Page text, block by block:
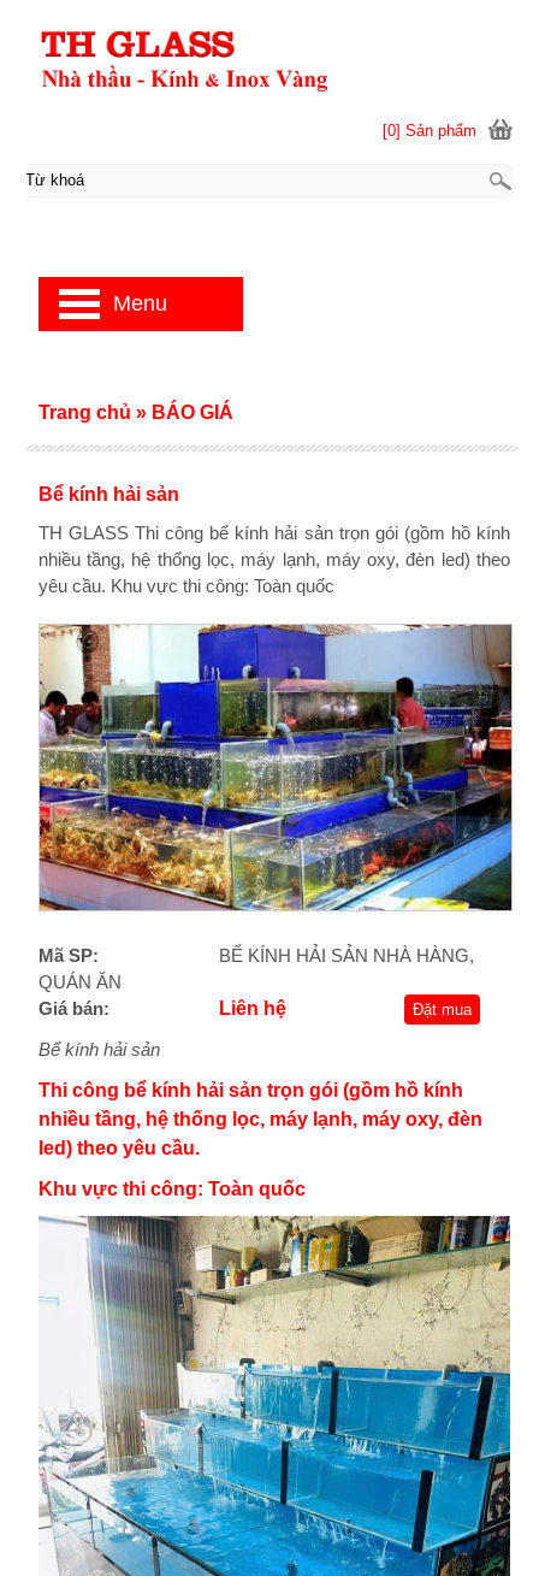
Bể kính hải sản
TH GLASS Thi công bể kính hải sản trọn gói (gồm hồ kính
nhiều tầng, hệ thống lọc, máy lạnh, máy oxy, đèn led) theo
yêu cầu. Khu vực thi công: Toàn quốc
Mã SP:
BỂ KÍNH HẢI SẢN NHÀ HÀNG,
QUÁN ĂN
Giá bán:
Liên hệ Đặt mua
Bể kính hải sản
Thi công bể kính hải sản trọn gói (gồm hồ kính
nhiều tầng, hệ thống lọc, máy lạnh, máy oxy, đèn
led) theo yêu cầu.
Khu vực thi công: Toàn quốc
Trang chủ » BÁO GIÁ
[0] Sản phẩm
Menu